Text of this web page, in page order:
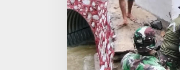
r
a
m
c
o
y